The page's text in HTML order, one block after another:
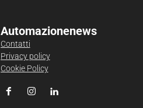
Automazionenews
Contatti
Privacy policy
Cookie Policy